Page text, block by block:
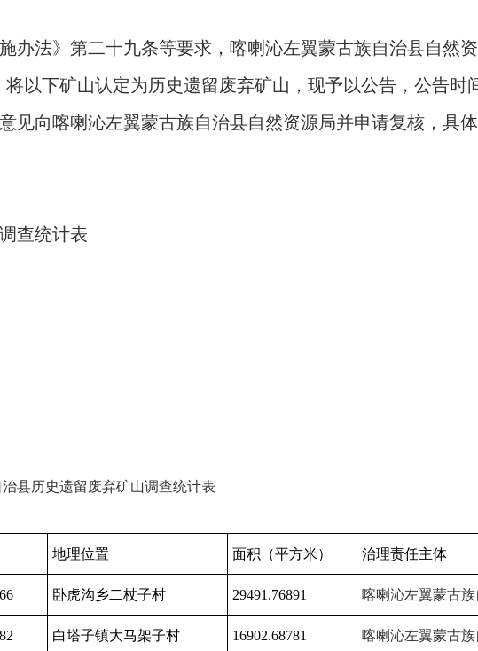
办法》第二十九条等要求，喀喇沁左翼蒙古族自治县自然
以下矿山认定为历史遗留废弃矿山，现予以公告，公告时
见向喀喇沁左翼蒙古族自治县自然资源局并申请复核，具体
查统计表
史遗留废弃矿山调查统计表
地理位置 面积（平方米） 治理责任主体
卧虎沟乡二杖子村 29491.76891 喀喇沁左翼蒙古
白塔子镇大马架子村 16902.68781 喀喇沁左翼蒙古